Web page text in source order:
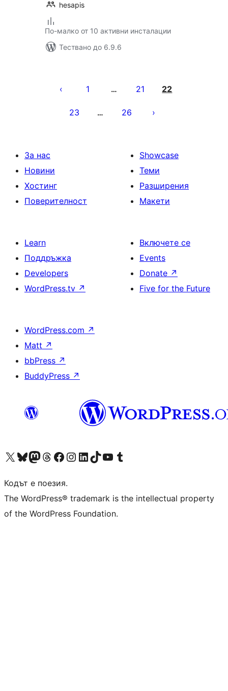
hesapis
По-малко от 10 активни инсталации
Тествано до 6.9.6
1 … 21 22
23 … 26
За нас
Новини
Хостинг
Поверителност
Showcase
Теми
Разширения
Макети
Learn
Поддръжка
Developers
WordPress.tv ↗
Включете се
Events
Donate ↗
Five for the Future
WordPress.com ↗
Matt ↗
bbPress ↗
BuddyPress ↗
Visit our X (formerly Twitter) account
Visit our Bluesky account
Visit our Mastodon account
Visit our Threads account
Посетете нашата страница във Facebook
Посетете нашия профил в Instagram
Посетете нашия профил в LinkedIn
Visit our TikTok account
Visit our YouTube channel
Visit our Tumblr account
Кодът е поезия.
The WordPress® trademark is the intellectual property
of the WordPress Foundation.